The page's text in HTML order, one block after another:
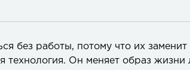
без работы, потому что их заменит
технология. Он меняет образ жизни